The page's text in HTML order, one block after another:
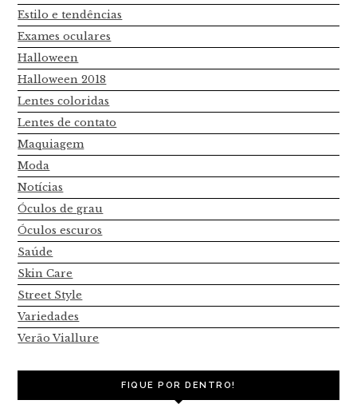
Estilo e tendências
Exames oculares
Halloween
Halloween 2018
Lentes coloridas
Lentes de contato
Maquiagem
Moda
Notícias
Óculos de grau
Óculos escuros
Saúde
Skin Care
Street Style
Variedades
Verão Viallure
FIQUE POR DENTRO!